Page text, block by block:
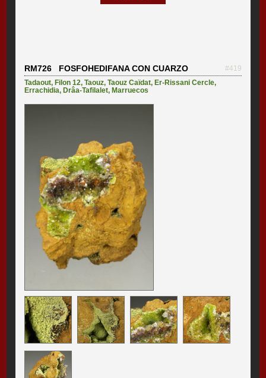
RM726 FOSFOHEDIFANA CON CUARZO
#419
Tadaout,Filon 12,Taouz,Taouz Caïdat,Er-Rissani Cercle,
Errachidia,Drâa-Tafilalet,Marruecos